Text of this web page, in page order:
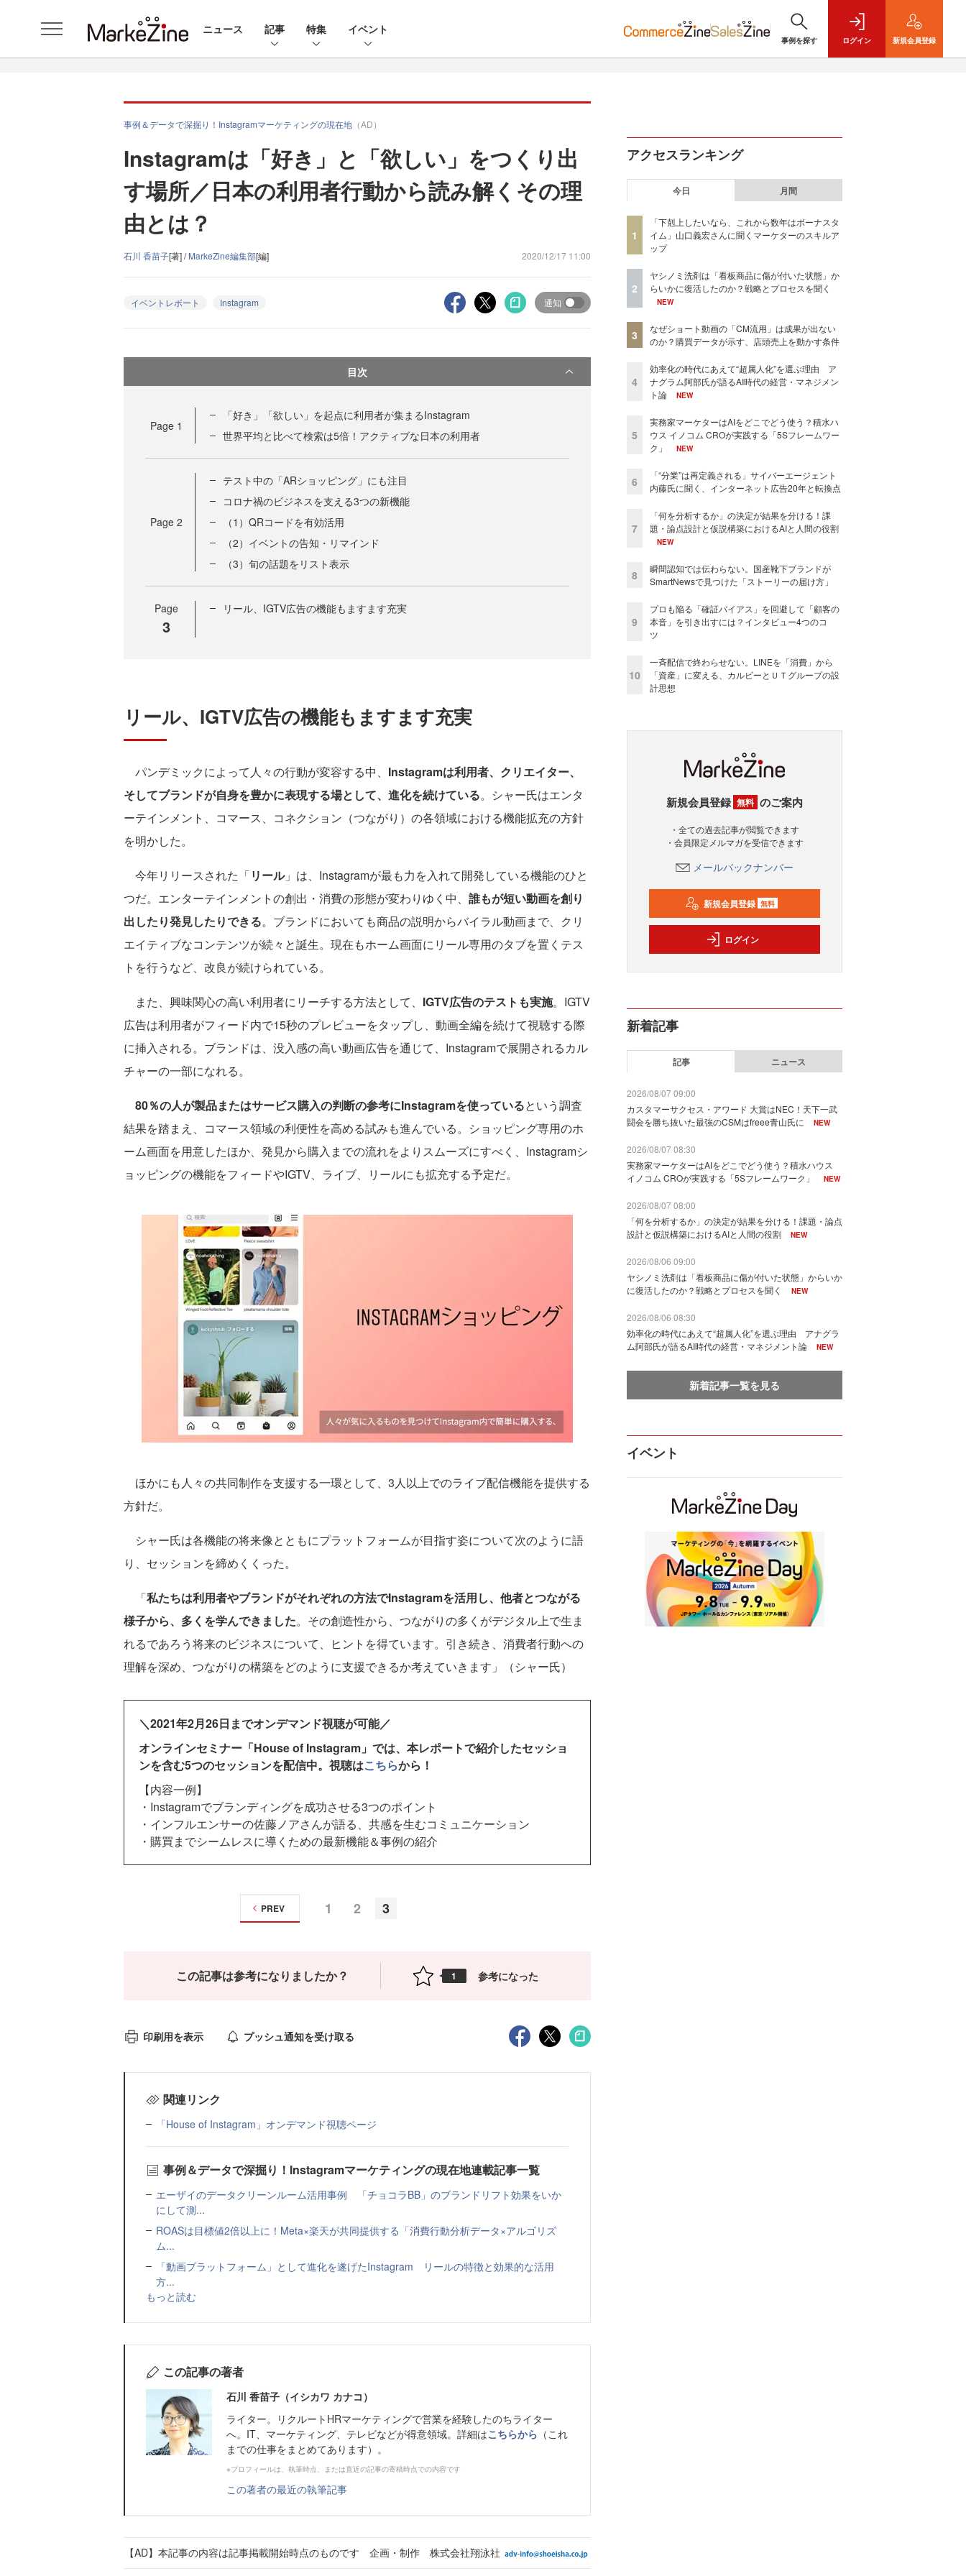
ニュース 記事 特集 イベント
事例を探す ログイン 新規会員登録
事例＆データで深掘り！Instagramマーケティングの現在地 （AD）
Instagramは「好き」と「欲しい」をつくり出
す場所／日本の利用者行動から読み解くその理
由とは？
石川 香苗子[著] /MarkeZine編集部[編] 2020/12/17 11:00
イベントレポート Instagram 通知
目次
Page 1
「好き」「欲しい」を起点に利用者が集まるInstagram
世界平均と比べて検索は5倍！アクティブな日本の利用者
Page 2
テスト中の「ARショッピング」にも注目
コロナ禍のビジネスを支える3つの新機能
（1）QRコードを有効活用
（2）イベントの告知・リマインド
（3）旬の話題をリスト表示
Page
3
リール、IGTV広告の機能もますます充実
リール、IGTV広告の機能もますます充実
パンデミックによって人々の行動が変容する中、 Instagramは利用者、クリエイター、
そしてブランドが自身を豊かに表現する場として、進化を続けている。シャー氏はエンタ
ーテインメント、コマース、コネクション（つながり）の各領域における機能拡充の方針
を明かした。
今年リリースされた「リール」は、Instagramが最も力を入れて開発している機能のひと
つだ。エンターテインメントの創出・消費の形態が変わりゆく中、 誰もが短い動画を創り
出したり発見したりできる。ブランドにおいても商品の説明からバイラル動画まで、クリ
エイティブなコンテンツが続々と誕生。現在もホーム画面にリール専用のタブを置くテス
トを行うなど、改良が続けられている。
また、興味関心の高い利用者にリーチする方法として、 IGTV広告のテストも実施。IGTV
広告は利用者がフィード内で15秒のプレビューをタップし、動画全編を続けて視聴する際
に挿入される。ブランドは、没入感の高い動画広告を通じて、Instagramで展開されるカル
チャーの一部になれる。
80％の人が製品またはサービス購入の判断の参考にInstagramを使っているという調査
結果を踏まえ、コマース領域の利便性を高める試みも進んでいる。ショッピング専用のホ
ーム画面を用意したほか、発見から購入までの流れをよりスムーズにすべく、Instagramシ
ョッピングの機能をフィードやIGTV、ライブ、リールにも拡充する予定だ。
ほかにも人々の共同制作を支援する一環として、3人以上でのライブ配信機能を提供する
方針だ。
シャー氏は各機能の将来像とともにプラットフォームが目指す姿について次のように語
り、セッションを締めくくった。
「私たちは利用者やブランドがそれぞれの方法でInstagramを活用し、他者とつながる
様子から、多くを学んできました。その創造性から、つながりの多くがデジタル上で生ま
れるであろう将来のビジネスについて、ヒントを得ています。引き続き、消費者行動への
理解を深め、つながりの構築をどのように支援できるか考えていきます」（シャー氏）
＼2021年2月26日までオンデマンド視聴が可能／
オンラインセミナー「House of Instagram」では、本レポートで紹介したセッショ
ンを含む5つのセッションを配信中。 視聴はこちらから！
【内容一例】
・Instagramでブランディングを成功させる3つのポイント
・インフルエンサーの佐藤ノアさんが語る、共感を生むコミュニケーション
・購買までシームレスに導くための最新機能＆事例の紹介
1 2 3
PREV
この記事は参考になりましたか？ 1 参考になった
印刷用を表示 プッシュ通知を受け取る
関連リンク
「House of Instagram」オンデマンド視聴ページ
事例＆データで深掘り！Instagramマーケティングの現在地連載記事一覧
エーザイのデータクリーンルーム活用事例 「チョコラBB」のブランドリフト効果をいか
にして測...
ROASは目標値2倍以上に！Meta×楽天が共同提供する「消費行動分析データ×アルゴリズ
ム...
「動画プラットフォーム」として進化を遂げたInstagram リールの特徴と効果的な活用
方...
もっと読む
この記事の著者
石川 香苗子（イシカワ カナコ）
ライター。リクルートHRマーケティングで営業を経験したのちライター
へ。IT、マーケティング、テレビなどが得意領域。詳細はこちらから （これ
までの仕事をまとめてあります）。
※プロフィールは、執筆時点、または直近の記事の寄稿時点での内容です
この著者の最近の執筆記事
【AD】本記事の内容は記事掲載開始時点のものです 企画・制作 株式会社翔泳社
アクセスランキング
今日 月間
1
「下剋上したいなら、これから数年はボーナスタ
イム」山口義宏さんに聞くマーケターのスキルア
ップ
2
ヤシノミ洗剤は「看板商品に傷が付いた状態」か
らいかに復活したのか？戦略とプロセスを聞く
NEW
3
なぜショート動画の「CM流用」は成果が出ない
のか？購買データが示す、店頭売上を動かす条件
4
効率化の時代にあえて“超属人化”を選ぶ理由 ア
ナグラム阿部氏が語るAI時代の経営・マネジメン
ト論
NEW
5
実務家マーケターはAIをどこでどう使う？積水ハ
ウス イノコム CROが実践する「5Sフレームワー
ク」
NEW
6
「“分業”は再定義される」サイバーエージェント
内藤氏に聞く、インターネット広告20年と転換点
7
「何を分析するか」の決定が結果を分ける！課
題・論点設計と仮説構築におけるAIと人間の役割
NEW
8
瞬間認知では伝わらない。国産靴下ブランドが
SmartNewsで見つけた「ストーリーの届け方」
9
プロも陥る「確証バイアス」を回避して「顧客の
本音」を引き出すには？インタビュー4つのコ
ツ
10
一斉配信で終わらせない。LINEを「消費」から
「資産」に変える、カルビーとＵＴグループの設
計思想
新規会員登録 無料 のご案内
・全ての過去記事が閲覧できます
・会員限定メルマガを受信できます
メールバックナンバー
新規会員登録 無料
ログイン
新着記事
記事 ニュース
2026/08/07 09:00
カスタマーサクセス・アワード 大賞はNEC！天下一武
闘会を勝ち抜いた最強のCSMはfreee青山氏に
NEW
2026/08/07 08:30
実務家マーケターはAIをどこでどう使う？積水ハウス
イノコム CROが実践する「5Sフレームワーク」
NEW
2026/08/07 08:00
「何を分析するか」の決定が結果を分ける！課題・論点
設計と仮説構築におけるAIと人間の役割
NEW
2026/08/06 09:00
ヤシノミ洗剤は「看板商品に傷が付いた状態」からいか
に復活したのか？戦略とプロセスを聞く
NEW
2026/08/06 08:30
効率化の時代にあえて“超属人化”を選ぶ理由 アナグラ
ム阿部氏が語るAI時代の経営・マネジメント論
NEW
新着記事一覧を見る
イベント